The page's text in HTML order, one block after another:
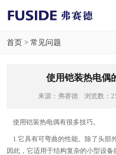
首页 >常见问题
使用铠装热电偶
来源：弗赛德 浏览数：
使用铠装热电偶有很多技巧。
1.它具有可弯曲的性能。除了头部
因此，它适用于结构复杂的小型设备